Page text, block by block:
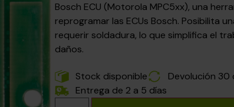
Bosch ECU (Motorola MPC5xx), una
reprogramar las ECUs Bosch. Posibilita
requerir soldadura, lo que simplifica el
daños.
Stock disponible Devolución 30
Entrega de 2 a 5 días